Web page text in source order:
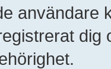
användare
dig